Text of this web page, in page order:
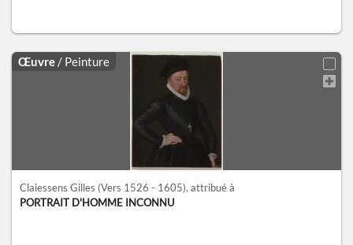
Œuvre / Peinture
Claiessens Gilles (Vers 1526 - 1605), attribué à
PORTRAIT D'HOMME INCONNU